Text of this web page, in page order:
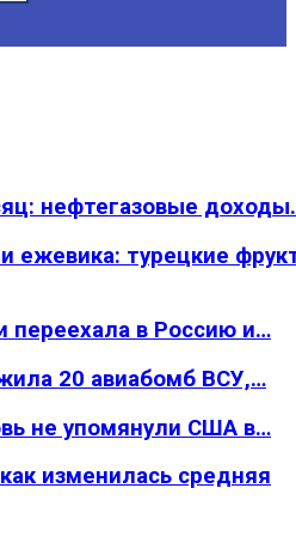
нефтегазовые
ежевика: турецкие
переехала в Россию и…
20 авиабомб ВСУ,…
не упомянули США в…
изменилась средняя